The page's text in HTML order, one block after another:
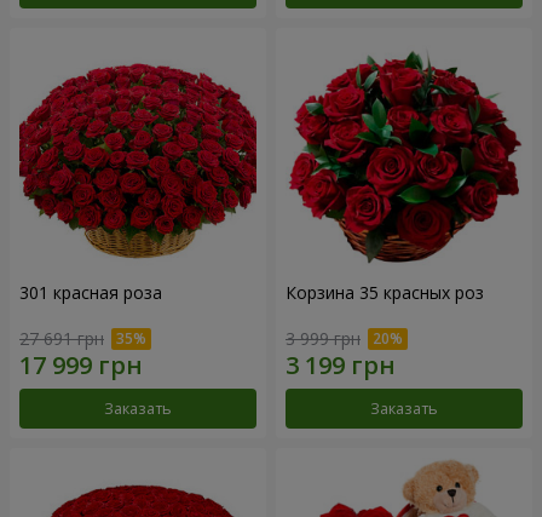
301 красная роза
27 691 грн
Заказать
Корзина 35 красных роз
3 999 грн
Заказать